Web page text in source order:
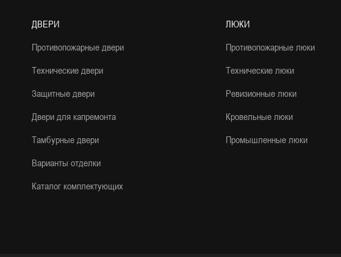
ДВЕРИ
Противопожарные двери
Технические двери
Защитные двери
Двери для капремонта
Тамбурные двери
Варианты отделки
Каталог комплектующих
ЛЮКИ
Противопожарные люки
Технические люки
Ревизионные люки
Кровельные люки
Промышленные люки